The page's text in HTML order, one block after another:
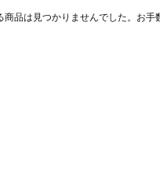
商品は見つかりませんでした。お手